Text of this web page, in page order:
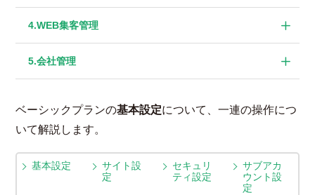
WEB集客管理​
会社管理​
ベーシックプランの基本設定について、一連の操作につ
いて解説します。
基本設定
サイト設
定
セキュリ
ティ設定
サブアカ
ウント設
定